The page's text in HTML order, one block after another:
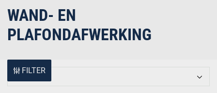
WAND- EN
PLAFONDAFWERKING
FILTER